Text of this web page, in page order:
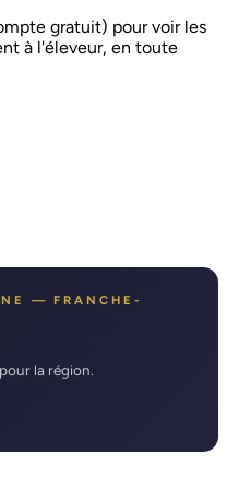
gratuit) pour voir les
à l'éleveur, en toute
— FRANCHE-
la région.